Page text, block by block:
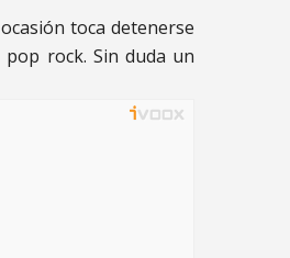
toca detenerse
rock. Sin duda un